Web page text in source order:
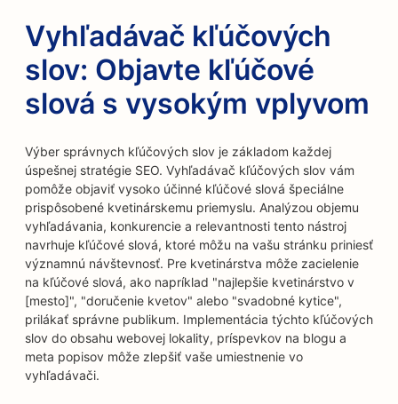
Vyhľadávač kľúčových
slov: Objavte kľúčové
slová s vysokým vplyvom
Výber správnych kľúčových slov je základom každej
úspešnej stratégie SEO. Vyhľadávač kľúčových slov vám
pomôže objaviť vysoko účinné kľúčové slová špeciálne
prispôsobené kvetinárskemu priemyslu. Analýzou objemu
vyhľadávania, konkurencie a relevantnosti tento nástroj
navrhuje kľúčové slová, ktoré môžu na vašu stránku priniesť
významnú návštevnosť. Pre kvetinárstva môže zacielenie
na kľúčové slová, ako napríklad "najlepšie kvetinárstvo v
[mesto]", "doručenie kvetov" alebo "svadobné kytice",
prilákať správne publikum. Implementácia týchto kľúčových
slov do obsahu webovej lokality, príspevkov na blogu a
meta popisov môže zlepšiť vaše umiestnenie vo
vyhľadávači.